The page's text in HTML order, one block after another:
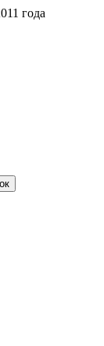
года